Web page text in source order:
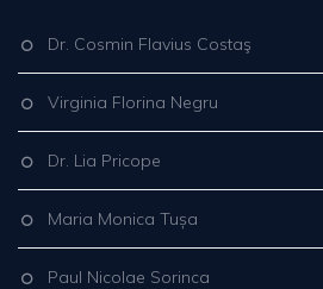
Dr. Cosmin Flavius Costaş
Virginia Florina Negru
Dr. Lia Pricope
Maria Monica Tușa
Paul Nicolae Sorinca